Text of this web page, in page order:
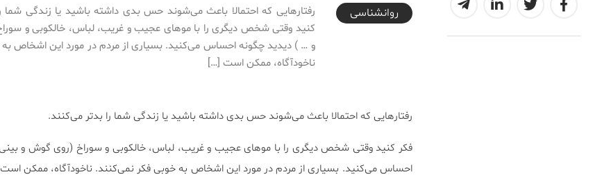
2017-08-17T16:28:37+04:30
روانشناسی
رفتارهایی که احتمالا باعث می‌شوند حس بدی داشته باشید یا زندگی شما
کنید وقتی شخص دیگری را با موهای عجیب و غریب، لباس، خالکوبی و
و … ) دیدید چگونه احساس می‌کنید. بسیاری از مردم در مورد این اشخاص
ناخودآگاه، ممکن است […]
رفتارهایی که احتمالا باعث می‌شوند حس بدی داشته باشید یا زندگی شما را بدتر می‌کنند.
فکر کنید وقتی شخص دیگری را با موهای عجیب و غریب، لباس، خالکوبی و سوراخ (روی گوش و
احساس می‌کنید. بسیاری از مردم در مورد این اشخاص به خوبی فکر نمی‌کنند. ناخودآگاه، ممکن است